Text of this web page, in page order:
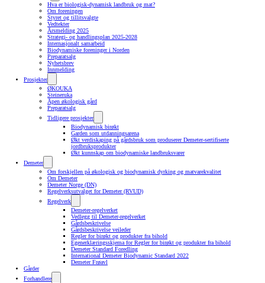
Hva er biologisk-dynamisk landbruk og mat?
Om foreningen
Styret og tillitsvalgte
Vedtekter
Årsmelding 2025
Strategi- og handlingsplan 2025-2028
Internasjonalt samarbeid
Biodynamiske foreninger i Norden
Preparatsalg
Nyhetsbrev
Innmelding
Prosjekter
ØKOUKA
Steineruka
Åpen økologisk gård
Preparatsalg
Tidligere prosjekter
Biodynamisk birøkt
Garden som utdanningsarena
Økt verdiskaping på gårdsbruk som produserer Demeter-sertifiserte
jordbruksprodukter
Økt kunnskap om biodynamiske landbruksvarer
Demeter
Om forskjellen på økologisk og biodynamisk dyrking og matvarekvalitet
Om Demeter
Demeter Norge (DN)
Regelverksutvalget for Demeter (RVUD)
Regelverk
Demeter-regelverket
Vedlegg til Demeter-regelverket
Gårdsbeskrivelse
Gårdsbeskrivelse veileder
Regler for birøkt og produkter fra bihold
Egenerklæringsskjema for Regler for birøkt og produkter fra bihold
Demeter Standard Foredling
International Demeter Biodynamic Standard 2022
Demeter Frøavl
Gårder
Forhandlere